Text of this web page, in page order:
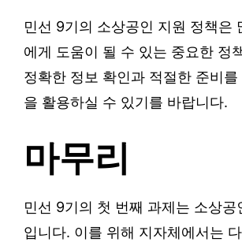
민선 9기의 소상공인 지원 정책은
에게 도움이 될 수 있는 중요한 정
정확한 정보 확인과 적절한 준비를
을 활용하실 수 있기를 바랍니다.
마무리
민선 9기의 첫 번째 과제는 소상공
입니다. 이를 위해 지자체에서는